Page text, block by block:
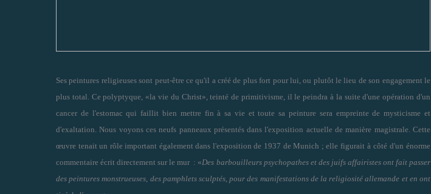
Ses peintures religieuses sont peut-être ce qu'il a créé de plus fort pour lui, ou plutôt le lieu de son engagement le
plus total. Ce polyptyque, «la vie du Christ», teinté de primitivisme, il le peindra à la suite d'une opération d'un
cancer de l'estomac qui faillit bien mettre fin à sa vie et toute sa peinture sera empreinte de mysticisme et
d'exaltation. Nous voyons ces neufs panneaux présentés dans l'exposition actuelle de manière magistrale. Cette
œuvre tenait un rôle important également dans l'exposition de 1937 de Munich ; elle figurait à côté d'un énorme
commentaire écrit directement sur le mur : «Des barbouilleurs psychopathes et des juifs affairistes ont fait passer
des peintures monstrueuses, des pamphlets sculptés, pour des manifestations de la religiosité allemande et en ont